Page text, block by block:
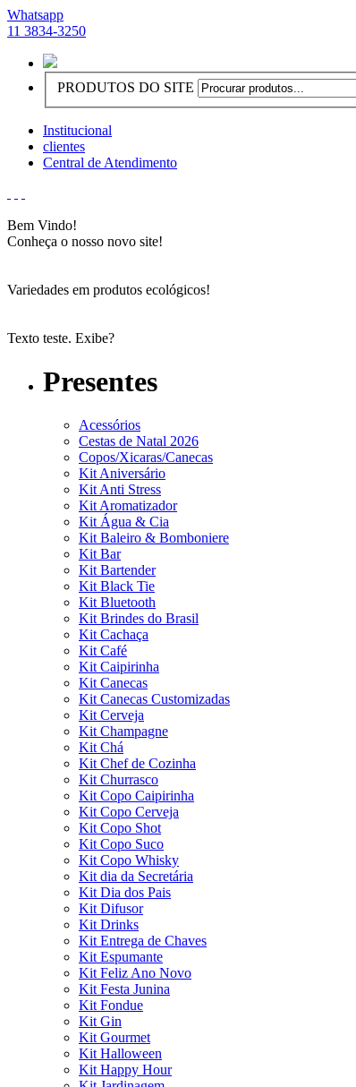
Whatsapp
11 3834-3250
PRODUTOS DO SITE
Institucional
clientes
Central de Atendimento
Bem Vindo!
Conheça o nosso novo site!
Variedades em produtos ecológicos!
Texto teste. Exibe?
Presentes
Acessórios
Cestas de Natal 2026
Copos/Xicaras/Canecas
Kit Aniversário
Kit Anti Stress
Kit Aromatizador
Kit Água & Cia
Kit Baleiro & Bomboniere
Kit Bar
Kit Bartender
Kit Black Tie
Kit Bluetooth
Kit Brindes do Brasil
Kit Cachaça
Kit Café
Kit Caipirinha
Kit Canecas
Kit Canecas Customizadas
Kit Cerveja
Kit Champagne
Kit Chá
Kit Chef de Cozinha
Kit Churrasco
Kit Copo Caipirinha
Kit Copo Cerveja
Kit Copo Shot
Kit Copo Suco
Kit Copo Whisky
Kit dia da Secretária
Kit Dia dos Pais
Kit Difusor
Kit Drinks
Kit Entrega de Chaves
Kit Espumante
Kit Feliz Ano Novo
Kit Festa Junina
Kit Fondue
Kit Gin
Kit Gourmet
Kit Halloween
Kit Happy Hour